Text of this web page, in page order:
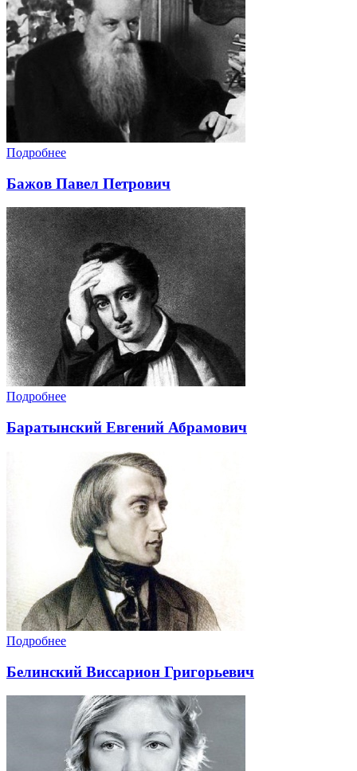
Подробнее
Бажов Павел Петрович
Подробнее
Баратынский Евгений Абрамович
Подробнее
Белинский Виссарион Григорьевич